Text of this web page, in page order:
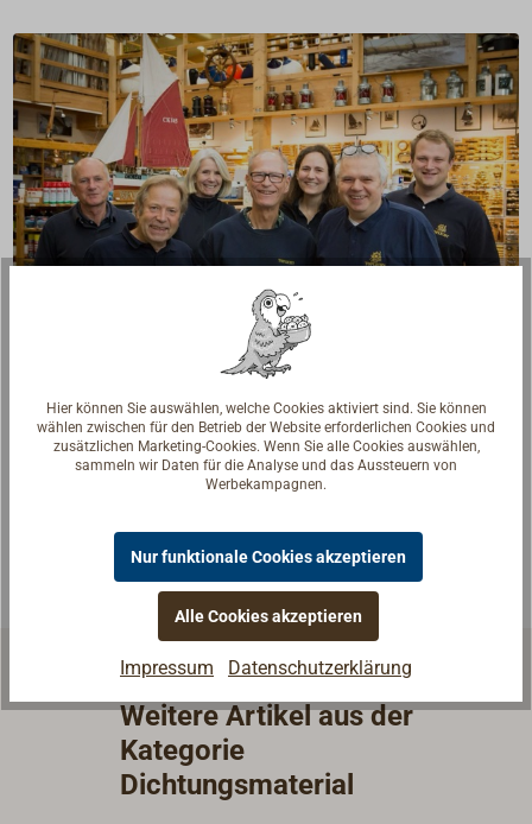
Reden Sie mit Handwerkern, Bootsbauern und
Seglerinnen. Wir verstehen Ihre Fragen und geben die
Weitere Artikel aus der
Kategorie
Dichtungsmaterial
Hier können Sie auswählen, welche Cookies aktiviert sind. Sie können
wählen zwischen für den Betrieb der Website erforderlichen Cookies und
zusätzlichen Marketing-Cookies. Wenn Sie alle Cookies auswählen,
sammeln wir Daten für die Analyse und das Aussteuern von
Werbekampagnen.
Nur funktionale Cookies akzeptieren
Alle Cookies akzeptieren
Impressum Datenschutzerklärung